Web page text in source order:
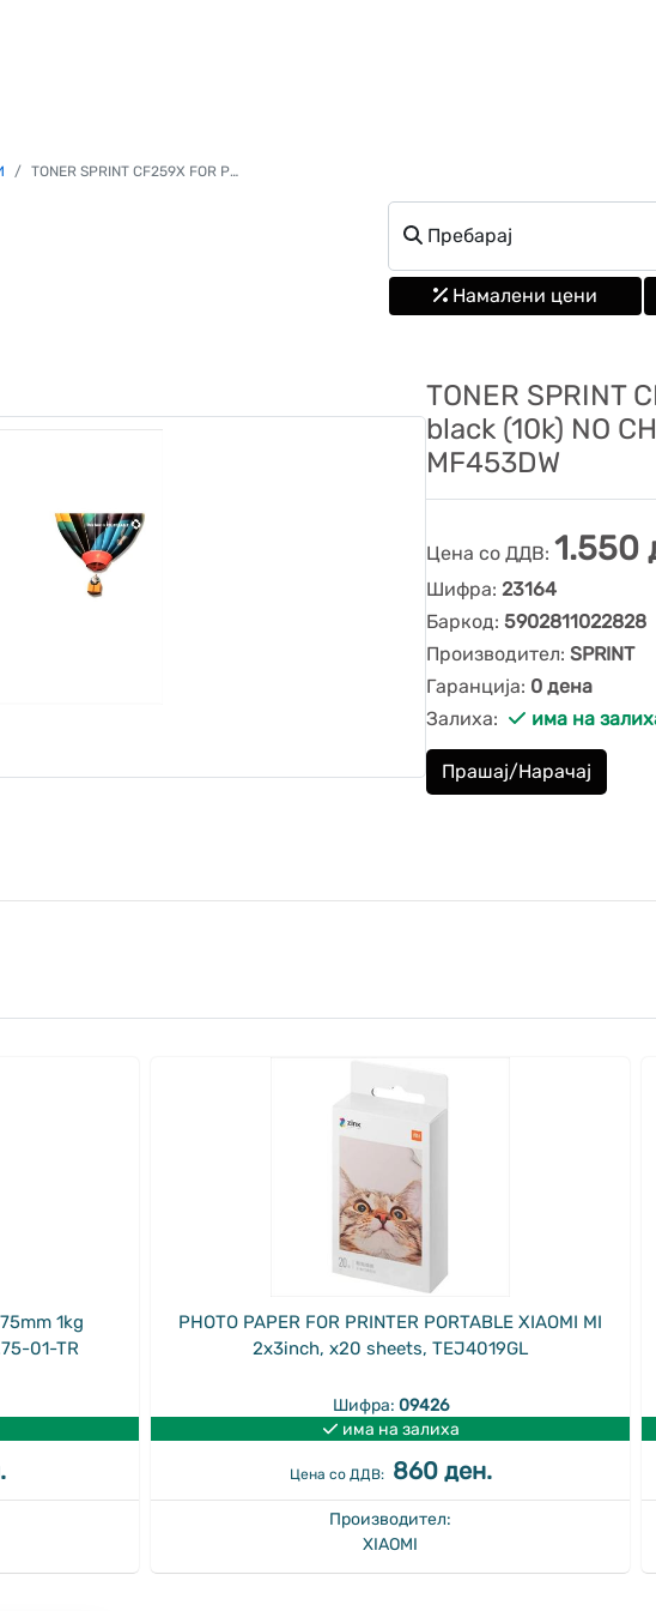
TONER SPRINT CF259X FOR PM304/404/ MFP M428 black (10k) NO CHIP CRG057 MF443 LBP226dw MF453DW
Пребарај
Намалени цени
TONER SPRINT
black (10k) NO
MF453DW
Цена со ДДВ: 1.550
Шифра: 23164
Баркод: 5902811022828
Производител: SPRINT
Гаранција: 0 дена
Залиха:
има на
Прашај/Нарачај
1kg
01-TR
PHOTO PAPER FOR PRINTER PORTABLE XIAOMI MI
2x3inch, x20 sheets, TEJ4019GL
Шифра: 09426
има на залиха
Цена со ДДВ: 860 ден.
Производител:
XIAOMI